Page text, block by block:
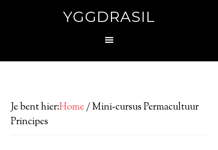
YGGDRASIL
Je bent hier:Home/Mini-cursus Permacultuur
Principes